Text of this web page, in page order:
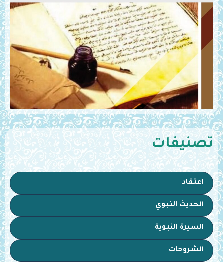
تصنيفات
اعتقاد
الحديث النبوي
السيرة النبوية
الشروحات